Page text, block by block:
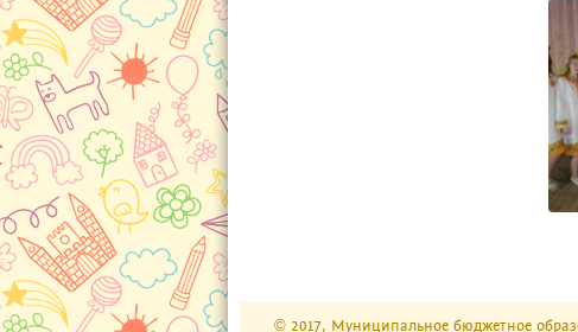
© 2017, Муниципальное бюджетное